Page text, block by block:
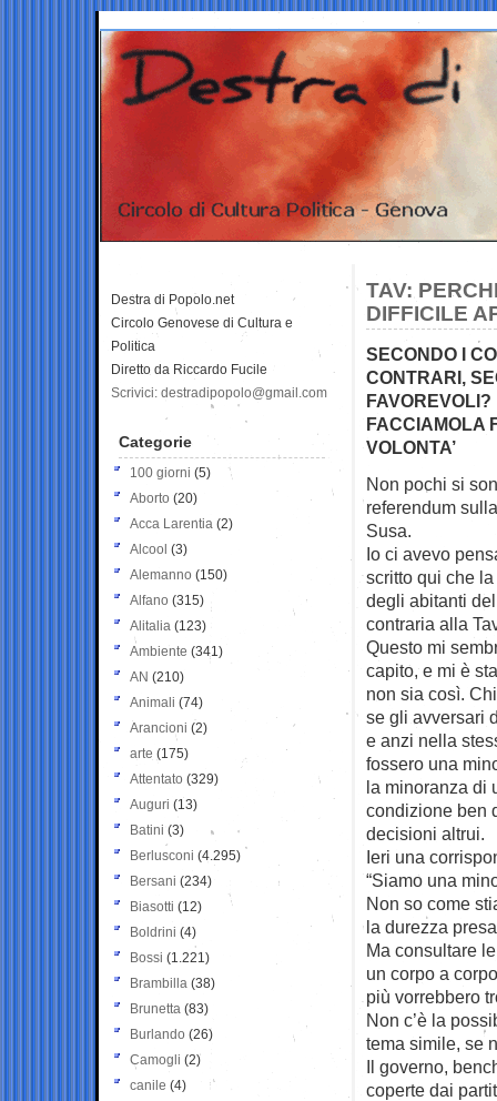
TAV:
DIFFICILE
SECONDO I
CONTRARI,
FAVOREVOLI?
FACCIAMOLA
VOLONTA’
Non pochi si
referendum
Susa.
Io ci avevo
scritto qui che
degli abitanti
contraria alla
Questo mi
capito, e mi è
non sia così.
se gli avversari
e anzi nella
fossero una
la minoranza di
condizione ben
decisioni altrui.
Ieri una
“Siamo una
Non so come
la durezza
Ma consultare
un corpo a
più vorrebbero
Non c’è la
tema simile, se
Il governo,
coperte dai
Destra di Popolo.net
Circolo Genovese di Cultura e
Politica
Diretto da Riccardo Fucile
Scrivici: destradipopolo@gmail.com
Categorie
100 giorni (5)
Aborto (20)
Acca Larentia (2)
Alcool (3)
Alemanno (150)
Alfano (315)
Alitalia (123)
Ambiente (341)
AN (210)
Animali (74)
Arancioni (2)
arte (175)
Attentato (329)
Auguri (13)
Batini (3)
Berlusconi (4.295)
Bersani (234)
Biasotti (12)
Boldrini (4)
Bossi (1.221)
Brambilla (38)
Brunetta (83)
Burlando (26)
Camogli (2)
canile (4)